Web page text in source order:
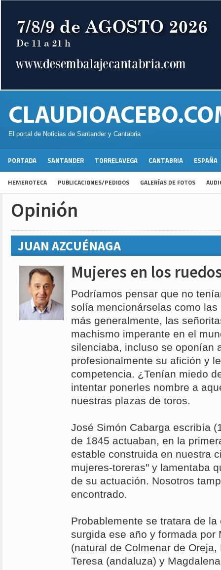
El portal de Noticias de Santander y Cantabria
PORTADA SANTANDER TORRELAVEGA CANTABRIA ESPAÑA
HEMEROTECA PUBLICACIONES/PEDIDOS GALERÍAS DE FOTOS
Opinión
JUAN AZCUÉNAGA
Mujeres en los
Podríamos pensar que no
solía mencionárselas como
más generalmente, las
machismo imperante en el
silenciaba, incluso se oponían
profesionalmente su afición y
competencia. ¿Tenían miedo
intentar ponerles nombre a
nuestras plazas de toros.
José Simón Cabarga escribía
de 1845 actuaban, en la
estable construida en nuestra
mujeres-toreras" y lamentaba
de su actuación. Nosotros
encontrado.
Probablemente se tratara de
surgida ese año y formada por
(natural de Colmenar de
Teresa (andaluza) y